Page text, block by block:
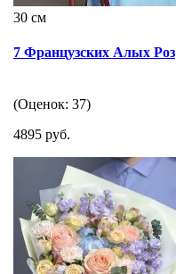
30 см
7 Французских Алых Роз
(Оценок: 37)
4895 руб.